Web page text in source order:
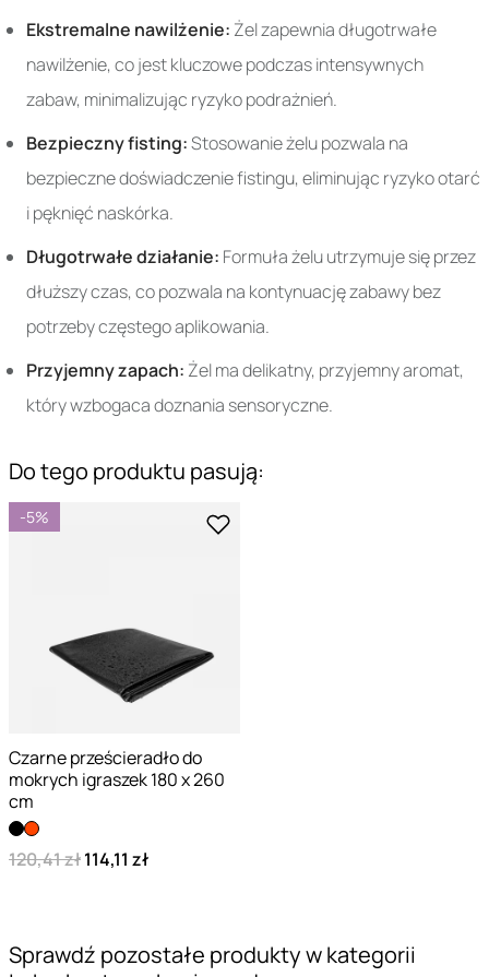
Ekstremalne nawilżenie: Żel zapewnia długotrwałe
nawilżenie, co jest kluczowe podczas intensywnych
zabaw, minimalizując ryzyko podrażnień.
Bezpieczny fisting:Stosowanie żelu pozwala na
bezpieczne doświadczenie fistingu, eliminując ryzyko otarć
i pęknięć naskórka.
Długotrwałe działanie: Formuła żelu utrzymuje się przez
dłuższy czas, co pozwala na kontynuację zabawy bez
potrzeby częstego aplikowania.
Przyjemny zapach: Żel ma delikatny, przyjemny aromat,
który wzbogaca doznania sensoryczne.
Do tego produktu pasują:
-5%
Czarne prześcieradło do
mokrych igraszek 180 x 260
cm
120,41 zł114,11 zł
Sprawdź pozostałe produkty w kategorii